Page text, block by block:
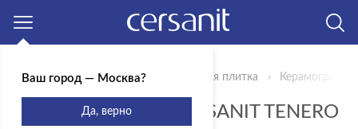
Главная Продукты Керамическая плитка Керамогранит
КЕРАМОГРАНИТ CERSANIT TENERO
Ваш город — Москва?
Да, верно